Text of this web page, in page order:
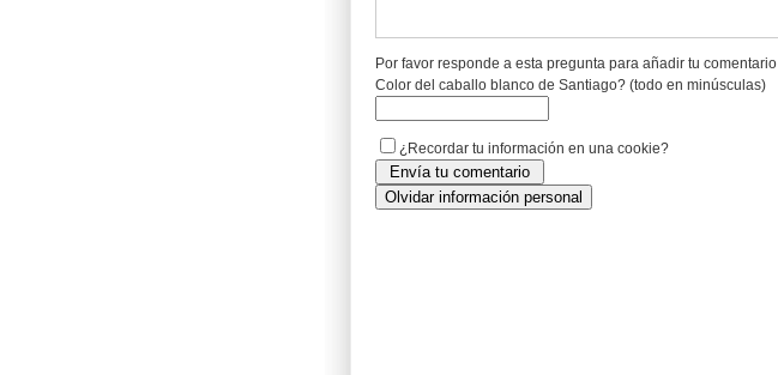
Por favor responde a esta pregunta para añadir tu comentario
Color del caballo blanco de Santiago? (todo en minúsculas)
¿Recordar tu información en una cookie?